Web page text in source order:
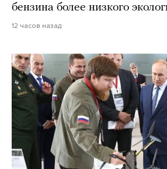
бензина более низкого
12 часов назад